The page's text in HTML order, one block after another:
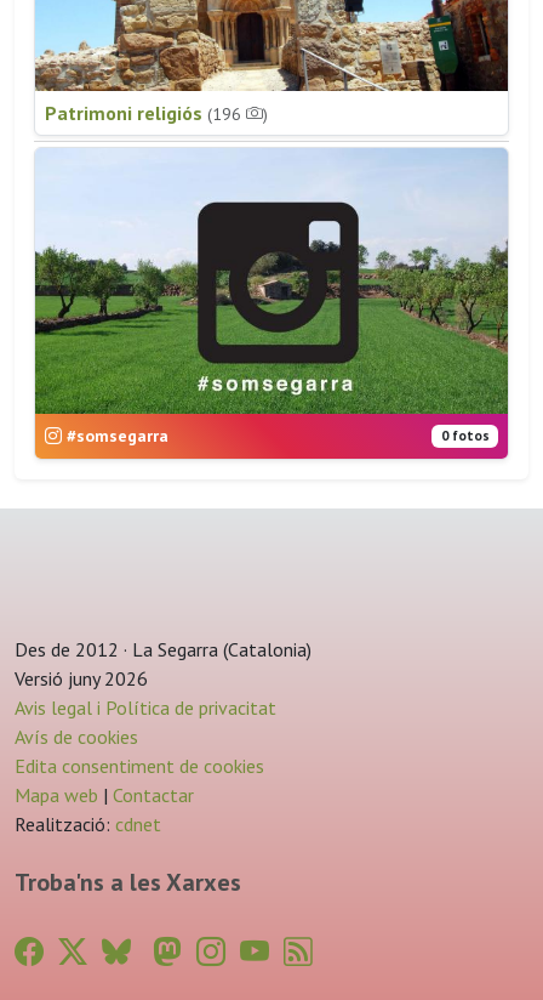
Patrimoni religiós (196 )
#somsegarra 0 fotos
Des de 2012 · La Segarra (Catalonia)
Versió juny 2026
Avis legal i Política de privacitat
Avís de cookies
Edita consentiment de cookies
Mapa web | Contactar
Realització: cdnet
Troba'ns a les Xarxes